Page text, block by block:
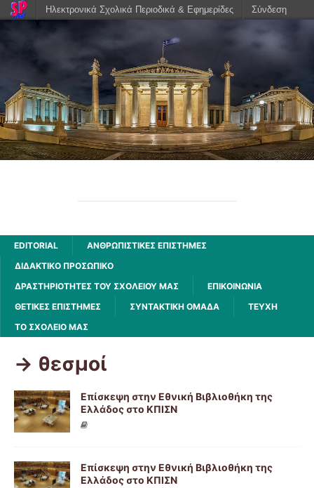
EDITORIAL
ΑΝΘΡΩΠΙΣΤΙΚΈΣ ΕΠΙΣΤΉΜΕΣ
ΔΙΔΑΚΤΙΚΟ ΠΡΟΣΩΠΙΚΟ
ΔΡΑΣΤΗΡΙΌΤΗΤΕΣ ΤΟΥ ΣΧΟΛΕΊΟΥ ΜΑΣ
ΕΠΙΚΟΙΝΩΝΙΑ
ΘΕΤΙΚΈΣ ΕΠΙΣΤΉΜΕΣ
ΣΥΝΤΑΚΤΙΚΗ ΟΜΑΔΑ
ΤΕΥΧΗ
ΤΟ ΣΧΟΛΕΙΟ ΜΑΣ
-> θεσμοί
Επίσκεψη στην Εθνική Βιβλιοθήκη της
Ελλάδος στο ΚΠΙΣΝ
Επίσκεψη στην Εθνική Βιβλιοθήκη της
Ελλάδος στο ΚΠΙΣΝ
Ηλεκτρονικά Σχολικά Περιοδικά & Εφημερίδες Σύνδεση